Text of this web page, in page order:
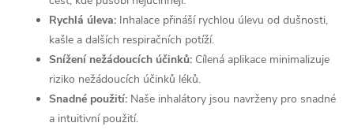
Rychlá úleva: Inhalace přináší rychlou úlevu od dušnosti,
kašle a dalších respiračních potíží.
Snížení nežádoucích účinků: Cílená aplikace minimalizuje
riziko nežádoucích účinků léků.
Snadné použití: Naše inhalátory jsou navrženy pro snadné
a intuitivní použití.